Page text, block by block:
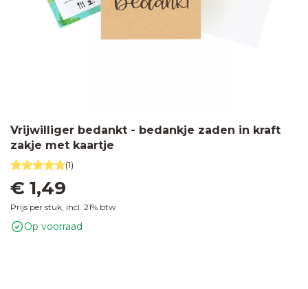
Vrijwilliger bedankt - bedankje zaden in kraft
zakje met kaartje
(1)
€ 1,49
Prijs per stuk, incl. 21% btw
Op voorraad